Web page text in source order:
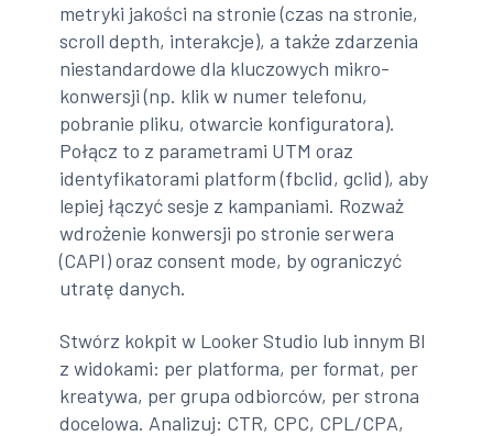
metryki jakości na stronie (czas na stronie,
scroll depth, interakcje), a także zdarzenia
niestandardowe dla kluczowych mikro-
konwersji (np. klik w numer telefonu,
pobranie pliku, otwarcie konfiguratora).
Połącz to z parametrami UTM oraz
identyfikatorami platform (fbclid, gclid), aby
lepiej łączyć sesje z kampaniami. Rozważ
wdrożenie konwersji po stronie serwera
(CAPI) oraz consent mode, by ograniczyć
utratę danych.
Stwórz kokpit w Looker Studio lub innym BI
z widokami: per platforma, per format, per
kreatywa, per grupa odbiorców, per strona
docelowa. Analizuj: CTR, CPC, CPL/CPA,